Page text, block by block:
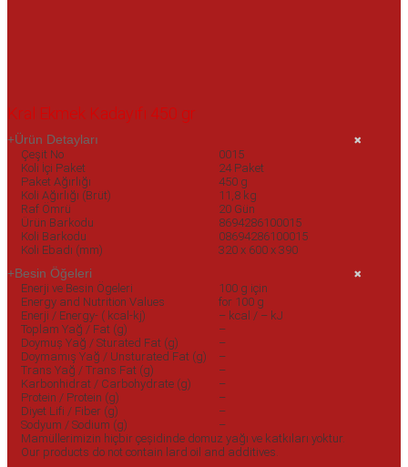
Kral Ekmek Kadayıfı 450 gr
Ürün Detayları
Çeşit No
0015
Koli İçi Paket
24 Paket
Paket Ağırlığı
450 g
Koli Ağırlığı (Brüt)
11,8 kg
Raf Ömrü
20 Gün
Ürün Barkodu
8694286100015
Koli Barkodu
08694286100015
Koli Ebadı (mm)
320 x 600 x 390
Besin Öğeleri
Enerji ve Besin Ögeleri
Energy and Nutrition Values
100 g için
for 100 g
Enerji / Energy- ( kcal-kj)
– kcal / – kJ
Toplam Yağ / Fat (g)
–
Doymuș Yağ / Sturated Fat (g)
–
Doymamış Yağ / Unsturated Fat (g)
–
Trans Yağ / Trans Fat (g)
–
Karbonhidrat / Carbohydrate (g)
–
Protein / Protein (g)
–
Diyet Lifi / Fiber (g)
–
Sodyum / Sodium (g)
–
Mamüllerimizin hiçbir çeșidinde domuz yağı ve katkıları yoktur.
Our products do not contain lard oil and additives.